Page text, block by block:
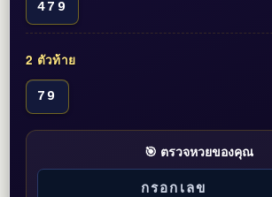
479
2 ตัวท้าย
79
🎯 ตรวจหวยของคุณ